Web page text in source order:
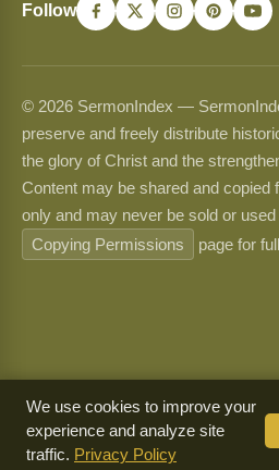
Follow
© 2026 SermonIndex —
preserve and freely distribute
the glory of Christ and the
Content may be shared and copied
only and may never be sold or
Copying Permissions
page for
We use cookies to improve your
experience and analyze site
traffic. Privacy Policy